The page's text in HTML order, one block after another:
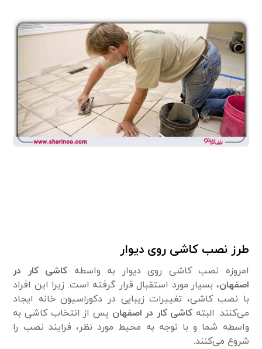
طرز نصب کاشی روی دیوار
امروزه نصب کاشی روی دیوار به واسطه کاشی کار در
اصفهان، بسیار مورد استقبال قرار گرفته است. زیرا این افراد
با نصب کاشی، تغییرات زیبایی در دکوراسیون خانه ایجاد
می‌کنند. البته کاشی کار در اصفهان پس از انتخاب کاشی به
واسطه شما و با توجه به محیط مورد نظر، فرایند نصب را
شروع می‌کنند.